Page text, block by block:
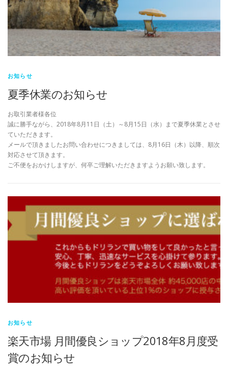
お知らせ
夏季休業のお知らせ
お取引業者様各位
誠に勝手ながら、2018年8月11日（土）～8月15日（水）まで夏季休業とさせ
ていただきます。
メールで頂きましたお問い合わせにつきましては、8月16日（木）以降、順次
対応させて頂きます。
ご不便をおかけしますが、何卒ご理解いただきますようお願い致します。
お知らせ
楽天市場 月間優良ショップ2018年8月度受
賞のお知らせ